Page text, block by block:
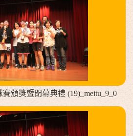
賽頒獎暨閉幕典禮 (19)_meitu_9_0